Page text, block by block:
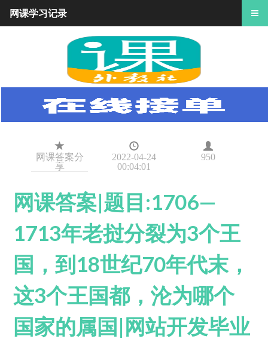
网课答案分
享
2022-04-24
00:04:01
950
网课答案|题目:1706—
1713年老挝分裂为3个王
国，到18世纪70年代末，
这3个王国都，沦为哪个
国家的属国|网站开发毕业
网课学习记录